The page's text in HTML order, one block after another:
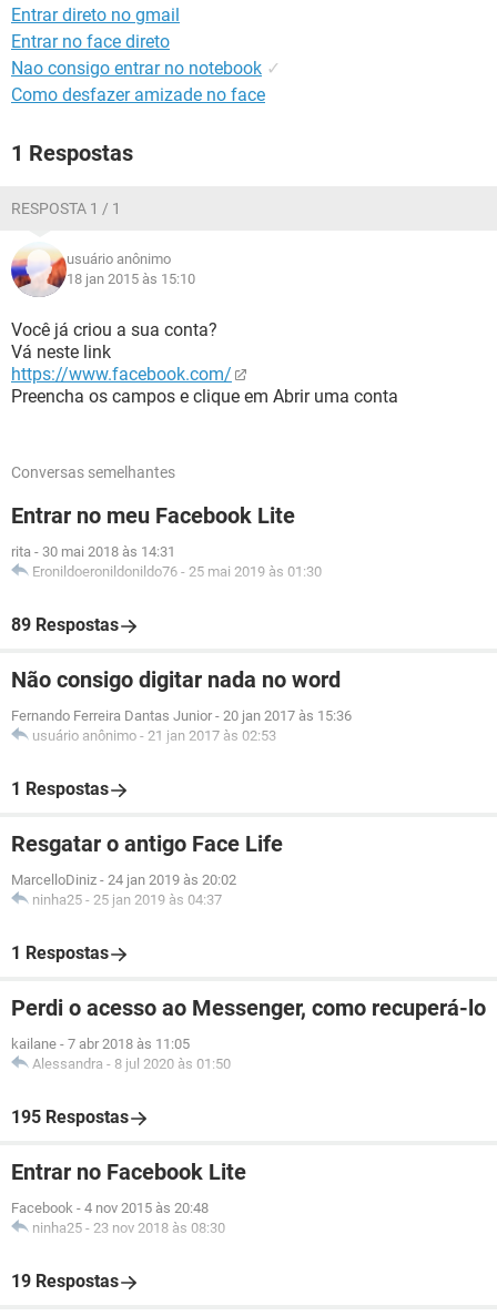
Entrar direto no gmail
Entrar no face direto
Nao consigo entrar no notebook ✓
Como desfazer amizade no face
1 Respostas
RESPOSTA 1 / 1
usuário anônimo
18 jan 2015 às 15:10
Você já criou a sua conta?
Vá neste link
https://www.facebook.com/
Preencha os campos e clique em Abrir uma conta
Conversas semelhantes
Entrar no meu Facebook Lite
rita - 30 mai 2018 às 14:31
Eronildoeronildonildo76 - 25 mai 2019 às 01:30
89 Respostas
Não consigo digitar nada no word
Fernando Ferreira Dantas Junior - 20 jan 2017 às 15:36
usuário anônimo - 21 jan 2017 às 02:53
1 Respostas
Resgatar o antigo Face Life
MarcelloDiniz - 24 jan 2019 às 20:02
ninha25 - 25 jan 2019 às 04:37
1 Respostas
Perdi o acesso ao Messenger, como recuperá-lo
kailane - 7 abr 2018 às 11:05
Alessandra - 8 jul 2020 às 01:50
195 Respostas
Entrar no Facebook Lite
Facebook - 4 nov 2015 às 20:48
ninha25 - 23 nov 2018 às 08:30
19 Respostas